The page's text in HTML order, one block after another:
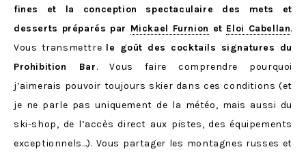
fines et la conception spectaculaire des mets et
desserts préparés par Mickael Furnion et Eloi Cabellan.
Vous transmettre le goût des cocktails signatures du
Prohibition Bar. Vous faire comprendre pourquoi
j’aimerais pouvoir toujours skier dans ces conditions (et
je ne parle pas uniquement de la météo, mais aussi du
ski-shop, de l’accès direct aux pistes, des équipements
exceptionnels…). Vous partager les montagnes russes et